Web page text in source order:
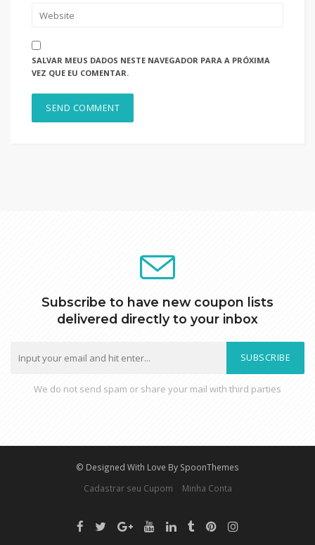
SALVAR MEUS DADOS NESTE NAVEGADOR PARA A PRÓXIMA
VEZ QUE EU COMENTAR.
Subscribe to have new coupon lists
delivered directly to your inbox
SUBSCRIBE
We do not send spam or share your mail with third parties
© Designed With Love By SpoonThemes
Cadastrar seu Cupom
Minha Conta